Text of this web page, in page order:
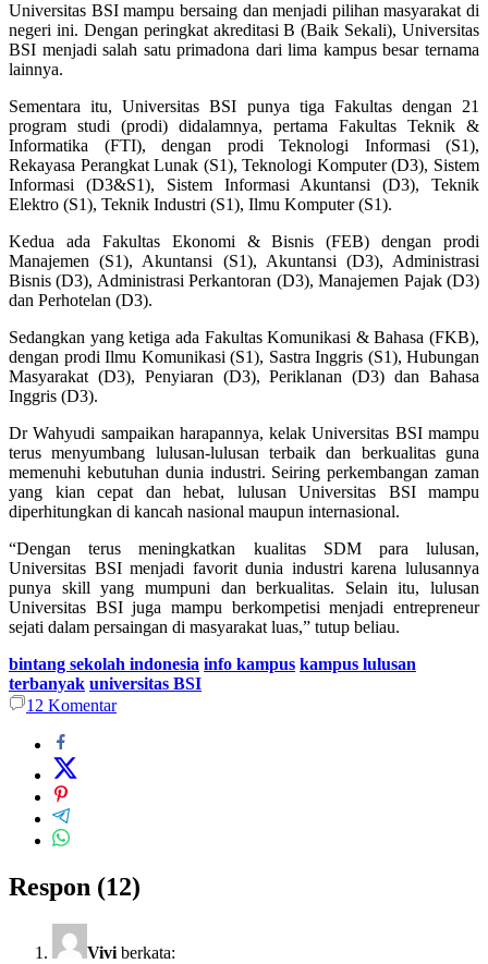
Universitas BSI mampu bersaing dan menjadi pilihan masyarakat di
negeri ini. Dengan peringkat akreditasi B (Baik Sekali), Universitas
BSI menjadi salah satu primadona dari lima kampus besar ternama
lainnya.
Sementara itu, Universitas BSI punya tiga Fakultas dengan 21
program studi (prodi) didalamnya, pertama Fakultas Teknik &
Informatika (FTI), dengan prodi Teknologi Informasi (S1),
Rekayasa Perangkat Lunak (S1), Teknologi Komputer (D3), Sistem
Informasi (D3&S1), Sistem Informasi Akuntansi (D3), Teknik
Elektro (S1), Teknik Industri (S1), Ilmu Komputer (S1).
Kedua ada Fakultas Ekonomi & Bisnis (FEB) dengan prodi
Manajemen (S1), Akuntansi (S1), Akuntansi (D3), Administrasi
Bisnis (D3), Administrasi Perkantoran (D3), Manajemen Pajak (D3)
dan Perhotelan (D3).
Sedangkan yang ketiga ada Fakultas Komunikasi & Bahasa (FKB),
dengan prodi Ilmu Komunikasi (S1), Sastra Inggris (S1), Hubungan
Masyarakat (D3), Penyiaran (D3), Periklanan (D3) dan Bahasa
Inggris (D3).
Dr Wahyudi sampaikan harapannya, kelak Universitas BSI mampu
terus menyumbang lulusan-lulusan terbaik dan berkualitas guna
memenuhi kebutuhan dunia industri. Seiring perkembangan zaman
yang kian cepat dan hebat, lulusan Universitas BSI mampu
diperhitungkan di kancah nasional maupun internasional.
“Dengan terus meningkatkan kualitas SDM para lulusan,
Universitas BSI menjadi favorit dunia industri karena lulusannya
punya skill yang mumpuni dan berkualitas. Selain itu, lulusan
Universitas BSI juga mampu berkompetisi menjadi entrepreneur
sejati dalam persaingan di masyarakat luas,” tutup beliau.
bintang sekolah indonesia info kampus kampus lulusan
terbanyak universitas BSI
12 Komentar
Respon (12)
Vivi berkata: